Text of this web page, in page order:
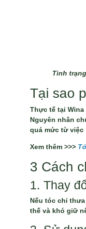
Tình
Tại sao
Thực tế tại
Nguyên nhân
quá mức từ việc
Xem thêm >>>
3 Cách
1. Thay
Nếu tóc chỉ
thế và khó giữ